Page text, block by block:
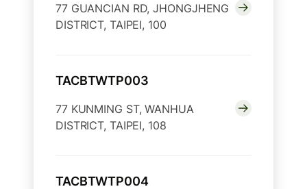
77 GUANCIAN RD, JHONGJHENG
DISTRICT, TAIPEI, 100
TACBTWTP003
77 KUNMING ST, WANHUA
DISTRICT, TAIPEI, 108
TACBTWTP004